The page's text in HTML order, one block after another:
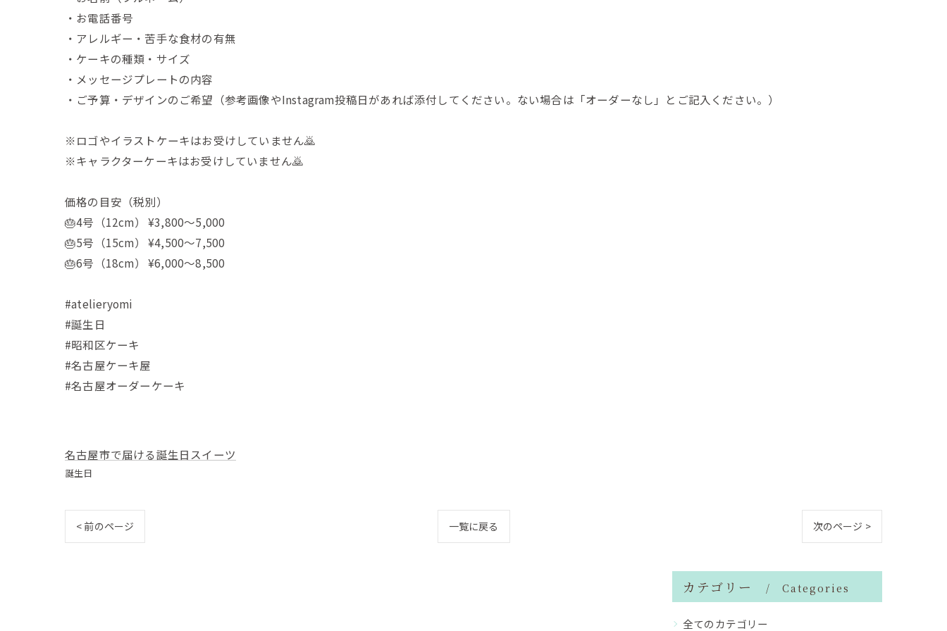
・お電話番号
・アレルギー・苦手な食材の有無
・ケーキの種類・サイズ
・メッセージプレートの内容
・ご予算・デザインのご希望（参考画像やInstagram投稿日があれば添付してください。ない場合は「オーダーなし」とご記入ください。）
※ロゴやイラストケーキはお受けしていません🙇
※キャラクターケーキはお受けしていません🙇
価格の目安（税別）
🎂4号（12cm） ¥3,800〜5,000
🎂5号（15cm） ¥4,500〜7,500
🎂6号（18cm） ¥6,000〜8,500
#atelieryomi
#誕生日
#昭和区ケーキ
#名古屋ケーキ屋
#名古屋オーダーケーキ
名古屋市で届ける誕生日スイーツ
誕生日
< 前のページ 一覧に戻る 次のページ >
カテゴリー Categories
全てのカテゴリー